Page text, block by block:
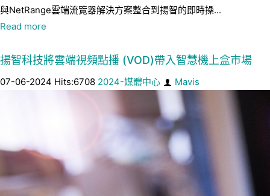
與NetRange雲端流覽器解決方案整合到揚智的即時操...
Read more
揚智科技將雲端視頻點播 (VOD)帶入智慧機上盒市場
07-06-2024 Hits:6708 2024-媒體中心 Mavis